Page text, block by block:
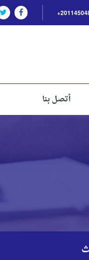
أتصل بنا